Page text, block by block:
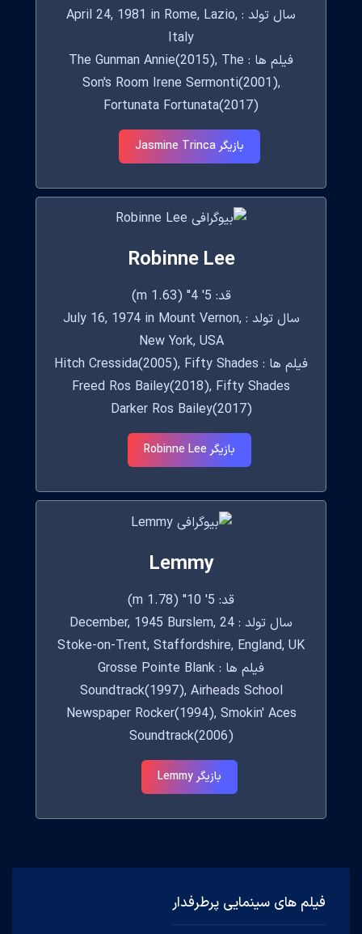
فیلم های سینمایی پرطرفدار
سال تولد : April 24, 1981 in Rome, Lazio,
Italy
فیلم ها : The Gunman Annie(2015), The
Son's Room Irene Sermonti(2001),
Fortunata Fortunata(2017)
بازیگر Jasmine Trinca
Robinne Lee
قد: 5' 4" (1.63 m)
سال تولد : July 16, 1974 in Mount Vernon,
New York, USA
فیلم ها : Hitch Cressida(2005), Fifty Shades
Freed Ros Bailey(2018), Fifty Shades
Darker Ros Bailey(2017)
بازیگر Robinne Lee
Lemmy
قد: 5' 10" (1.78 m)
سال تولد : 24 December, 1945 Burslem,
Stoke-on-Trent, Staffordshire, England, UK
فیلم ها : Grosse Pointe Blank
Soundtrack(1997), Airheads School
Newspaper Rocker(1994), Smokin' Aces
Soundtrack(2006)
بازیگر Lemmy